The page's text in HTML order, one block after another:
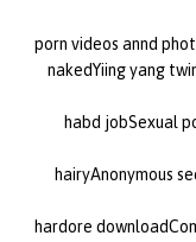
porn videos annd
nakedYiing yang
habd jobSexual
hairyAnonymous
hardore